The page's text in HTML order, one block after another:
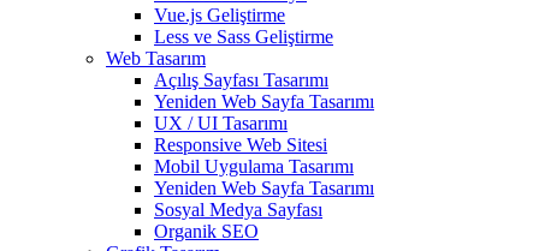
Vue.js Geliştirme
Less ve Sass Geliştirme
Web Tasarım
Açılış Sayfası Tasarımı
Yeniden Web Sayfa Tasarımı
UX / UI Tasarımı
Responsive Web Sitesi
Mobil Uygulama Tasarımı
Yeniden Web Sayfa Tasarımı
Sosyal Medya Sayfası
Organik SEO